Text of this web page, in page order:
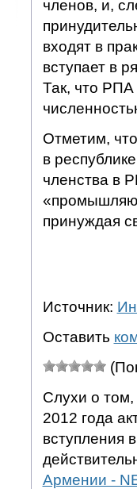
членов, и,
входят в
вступает в
Так, что
Отметим,
в
членства в
принуждая
Источник:
Оставить
Слухи о том,
2012 года
вступления
Армении -